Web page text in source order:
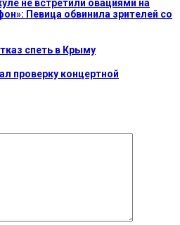
не встретили овациями на
Певица обвинила зрителей со
спеть в Крыму
проверку концертной